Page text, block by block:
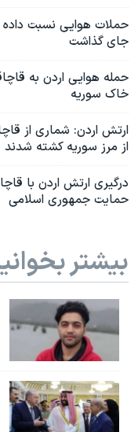
جای گذاشت
حمله هوایی اردن به
خاک سوریه
ارتش اردن: شماری از
از مرز سوریه کشته شدند
درگیری‌ ارتش اردن با
حمایت جمهوری اسلامی
بیشتر